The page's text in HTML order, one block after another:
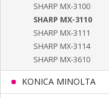
SHARP MX-3100
SHARP MX-3110
SHARP MX-3111
SHARP MX-3114
SHARP MX-3610
KONICA MINOLTA